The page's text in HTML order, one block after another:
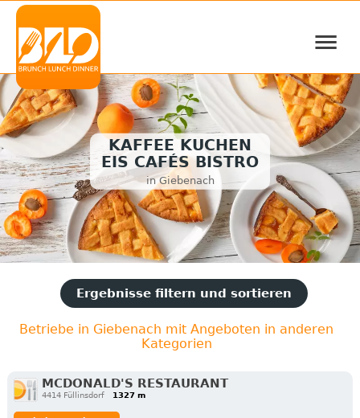
≡
KAFFEE KUCHEN
EIS CAFÉS BISTRO
in Giebenach
Ergebnisse filtern und sortieren
Betriebe in Giebenach mit Angeboten in anderen
Kategorien
MCDONALD'S RESTAURANT
4414 Füllinsdorf 1327 m